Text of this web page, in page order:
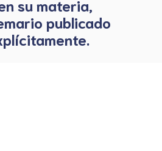
su materia,
publicado